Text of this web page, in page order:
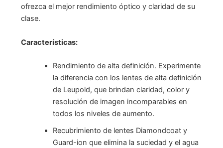
ofrezca el mejor rendimiento óptico y claridad de su
clase.
Características:
Rendimiento de alta definición. Experimente
la diferencia con los lentes de alta definición
de Leupold, que brindan claridad, color y
resolución de imagen incomparables en
todos los niveles de aumento.
Recubrimiento de lentes Diamondcoat y
Guard-ion que elimina la suciedad y el agua